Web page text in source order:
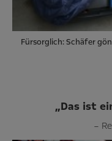
Fürsorglich: Schäfer
„Das ist
–